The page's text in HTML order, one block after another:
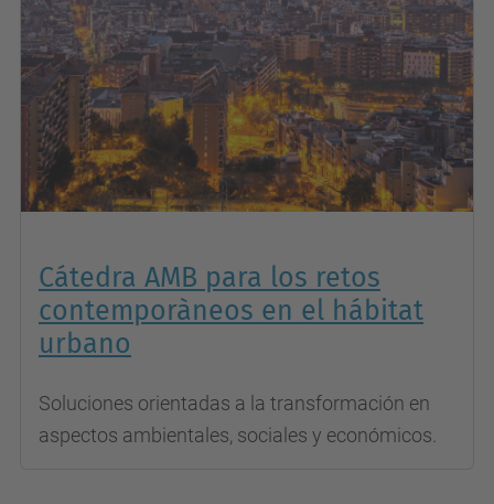
Cátedra AMB para los retos
contemporàneos en el hábitat
urbano
Soluciones orientadas a la transformación en
aspectos ambientales, sociales y económicos.